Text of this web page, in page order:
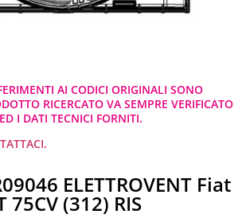
AI CODICI ORIGINALI SONO
RICERCATO VA SEMPRE VERIFICATO
I DATI TECNICI FORNITI.
.
ELETTROVENT Fiat
75CV (312) RIS